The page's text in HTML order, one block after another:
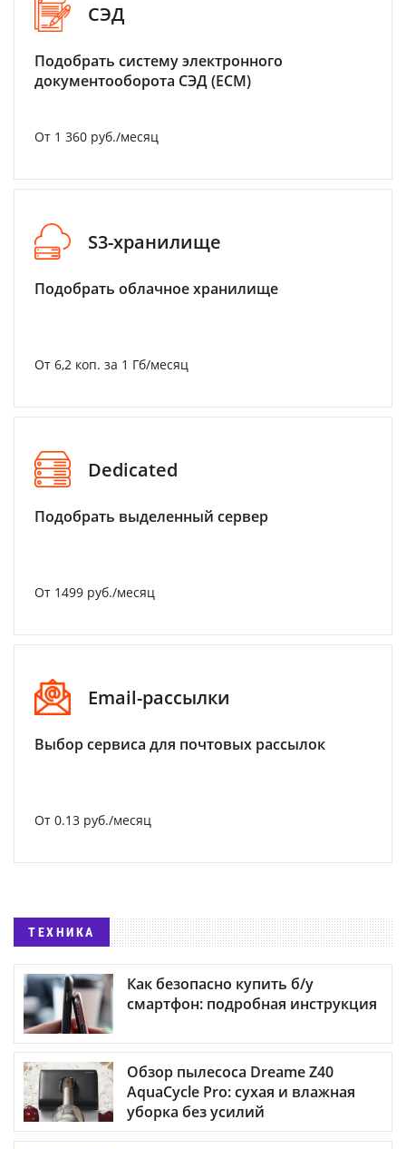
СЭД
Подобрать систему электронного
документооборота СЭД (ECM)
От 1 360 руб./месяц
S3-хранилище
Подобрать облачное хранилище
От 6,2 коп. за 1 Гб/месяц
Dedicated
Подобрать выделенный сервер
От 1499 руб./месяц
Email-рассылки
Выбор сервиса для почтовых рассылок
От 0.13 руб./месяц
ТЕХНИКА
Как безопасно купить б/у
смартфон: подробная инструкция
Обзор пылесоса Dreame Z40
AquaCycle Pro: сухая и влажная
уборка без усилий